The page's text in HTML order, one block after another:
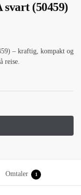
svart (50459)
– kraftig, kompakt og
reise.
Omtaler 1